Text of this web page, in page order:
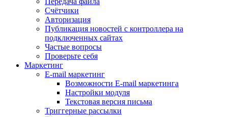
Счётчики
Авторизация
Публикация новостей с контроллера на
подключенных сайтах
Частые вопросы
Проверьте себя
Маркетинг
E-mail маркетинг
Возможности E-mail маркетинга
Настройки модуля
Текстовая версия письма
Триггерные рассылки